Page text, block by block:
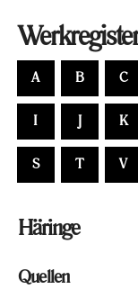
A B C
I K
S T V
Hä­rin­ge
Quel­len